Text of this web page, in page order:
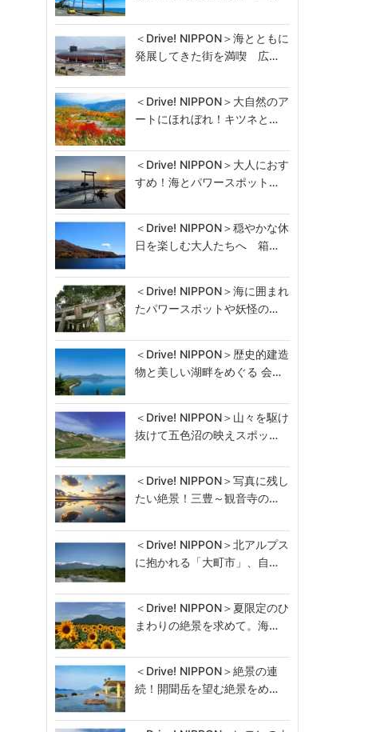
＜Drive! NIPPON＞海とともに
発展してきた街を満喫 広…
＜Drive! NIPPON＞大自然のア
ートにほれぼれ！キツネと…
＜Drive! NIPPON＞大人におす
すめ！海とパワースポット…
＜Drive! NIPPON＞穏やかな休
日を楽しむ大人たちへ 箱…
＜Drive! NIPPON＞海に囲まれ
たパワースポットや妖怪の…
＜Drive! NIPPON＞歴史的建造
物と美しい湖畔をめぐる 会…
＜Drive! NIPPON＞山々を駆け
抜けて五色沼の映えスポッ…
＜Drive! NIPPON＞写真に残し
たい絶景！三豊～観音寺の…
＜Drive! NIPPON＞北アルプス
に抱かれる「大町市」、自…
＜Drive! NIPPON＞夏限定のひ
まわりの絶景を求めて。海…
＜Drive! NIPPON＞絶景の連
続！開聞岳を望む絶景をめ…